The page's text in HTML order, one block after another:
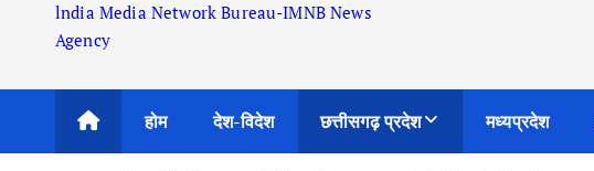
lndia Media Network Bureau-IMNB News
Agency
होम देश-विदेश छत्तीसगढ़ प्रदेश मध्यप्रदेश